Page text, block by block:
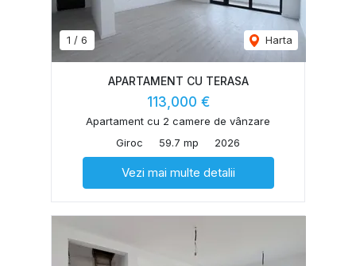
1 / 6 Harta
APARTAMENT CU TERASA
113,000 €
Apartament cu 2 camere de vânzare
Giroc
59.7 mp 2026
Vezi mai multe detalii